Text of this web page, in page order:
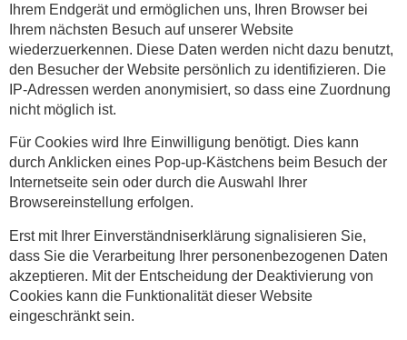
Ihrem Endgerät und ermöglichen uns, Ihren Browser bei
Ihrem nächsten Besuch auf unserer Website
wiederzuerkennen. Diese Daten werden nicht dazu benutzt,
den Besucher der Website persönlich zu identifizieren. Die
IP-Adressen werden anonymisiert, so dass eine Zuordnung
nicht möglich ist.
Für Cookies wird Ihre Einwilligung benötigt. Dies kann
durch Anklicken eines Pop-up-Kästchens beim Besuch der
Internetseite sein oder durch die Auswahl Ihrer
Browsereinstellung erfolgen.
Erst mit Ihrer Einverständniserklärung signalisieren Sie,
dass Sie die Verarbeitung Ihrer personenbezogenen Daten
akzeptieren. Mit der Entscheidung der Deaktivierung von
Cookies kann die Funktionalität dieser Website
eingeschränkt sein.